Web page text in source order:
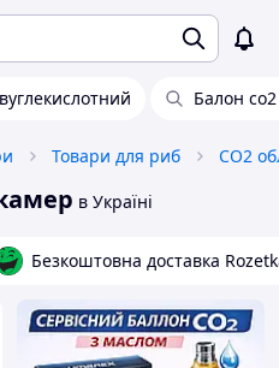
Балон
Товари для риб СО2
в Україні
Безкоштовна доставка